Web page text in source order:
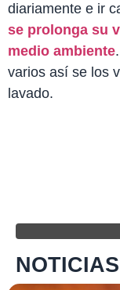
diariamente e ir
se prolonga su
medio ambiente
varios así se los
lavado.